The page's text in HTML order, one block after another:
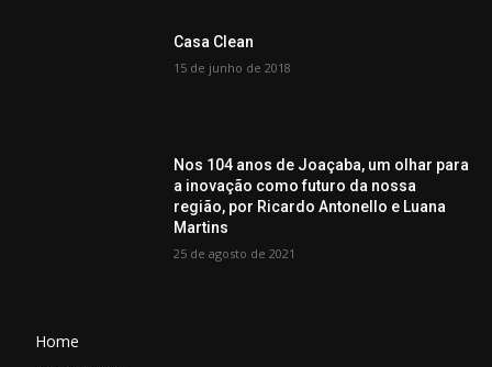
Casa Clean
15 de junho de 2018
Nos 104 anos de Joaçaba, um olhar para
a inovação como futuro da nossa
região, por Ricardo Antonello e Luana
Martins
25 de agosto de 2021
Home